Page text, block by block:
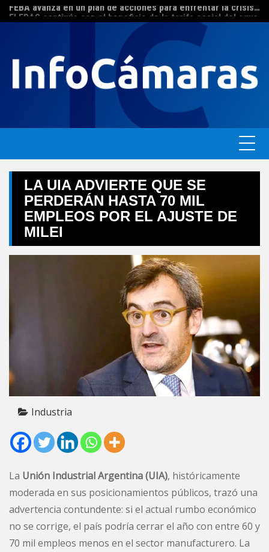
Skip
to
El ERAS continúa con el beneficio de la tarifa social del agua
LA UIA ADVIERTE QUE SE
PERDERÁN HASTA 70 MIL
EMPLEOS POR EL AJUSTE DE
MILEI
Industria
La Unión Industrial Argentina (UIA), históricamente
moderada en sus posicionamientos públicos, trazó una
advertencia contundente: si el actual rumbo económico
no se corrige, el país podría cerrar el año con entre 60 y
70 mil empleos menos en el sector manufacturero. La